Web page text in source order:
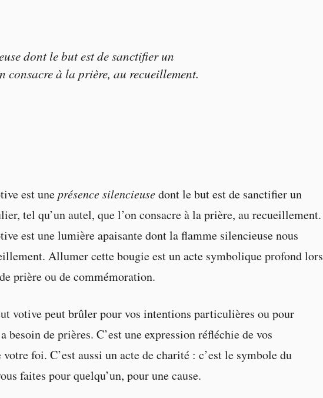
dont le but est de sanctifier un
consacre à la prière, au recueillement.
est uneprésence silencieusedont le but est de sanctifier un
tel qu’un autel, que l’on consacre à la prière, au recueillement.
est une lumière apaisante dont la flamme silencieuse nous
Allumer cette bougie est un acte symbolique profond lors
prière ou de commémoration.
votive peut brûler pour vos intentions particulières ou pour
besoin de prières. C’est une expression réfléchie de vos
votre foi. C’est aussi un acte de charité : c’est le symbole du
faites pour quelqu’un, pour une cause.